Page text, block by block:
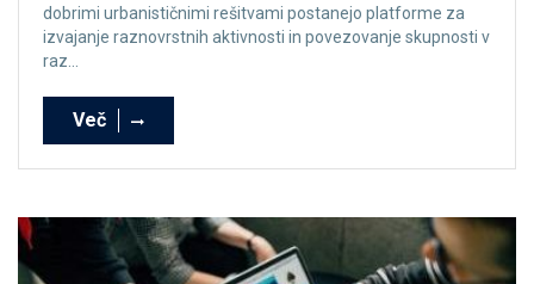
dobrimi urbanističnimi rešitvami postanejo platforme za
izvajanje raznovrstnih aktivnosti in povezovanje skupnosti v
raz...
Več